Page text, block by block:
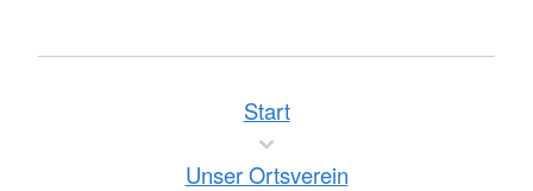
Start
Unser Ortsverein